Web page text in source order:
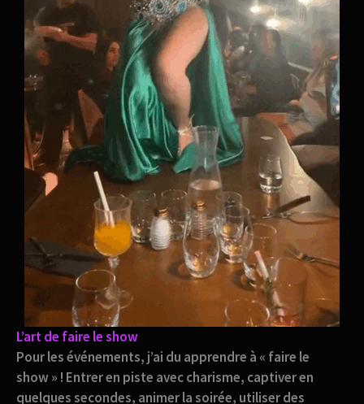
L’art de faire le show
Pour les événements, j’ai du apprendre à « faire le
show » ! Entrer en piste avec charisme, captiver en
quelques secondes, animer la soirée, utiliser des